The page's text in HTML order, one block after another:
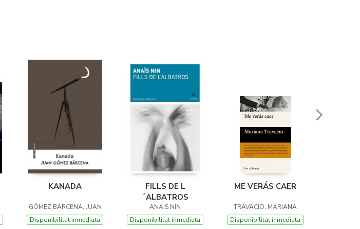
KANADA
GÓMEZ BÁRCENA, JUAN
Disponibilitat inmediata
FILLS DE L
´ALBATROS
ANAIS NIN
Disponibilitat inmediata
ME VERÁS CAER
TRAVACIO, MARIANA
Disponibilitat inmediata